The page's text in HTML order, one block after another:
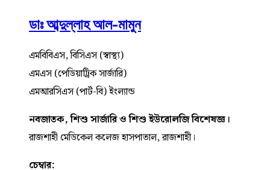
ডাঃ আব্দুল্লাহ আল-মামুন
এমবিবিএস, বিসিএস (স্বাস্থ্য)
এমএস (পেডিয়াট্রিক সার্জারি)
এমআরসিএস (পার্ট-বি) ইংল্যান্ড
নবজাতক, শিশু সার্জারি ও শিশু ইউরোলজি বিশেষজ্ঞ।
রাজশাহী মেডিকেল কলেজ হাসপাতাল, রাজশাহী।
চেম্বার: